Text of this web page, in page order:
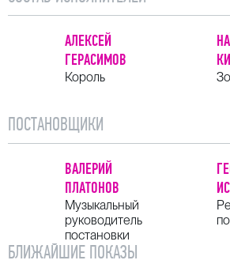
АЛЕКСЕЙ
ГЕРАСИМОВ
Король
ПОСТАНОВЩИКИ
ВАЛЕРИЙ
ПЛАТОНОВ
Музыкальный
руководитель
постановки
БЛИЖАЙШИЕ ПОКАЗЫ